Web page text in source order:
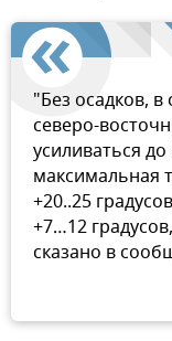
"Без осадков,
северо-
усиливаться
максимальная
+20..25
+7…12
сказано в